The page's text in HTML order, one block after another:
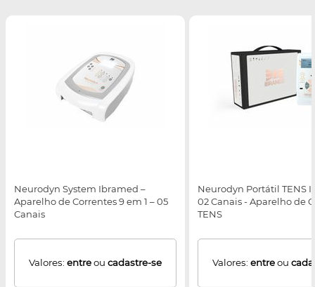
Neurodyn System Ibramed –
Aparelho de Correntes 9 em 1 – 05
Canais
Valores: entreou cadastre-se
Neurodyn Portátil TENS
02 Canais - Aparelho de
TENS
Valores: entreou